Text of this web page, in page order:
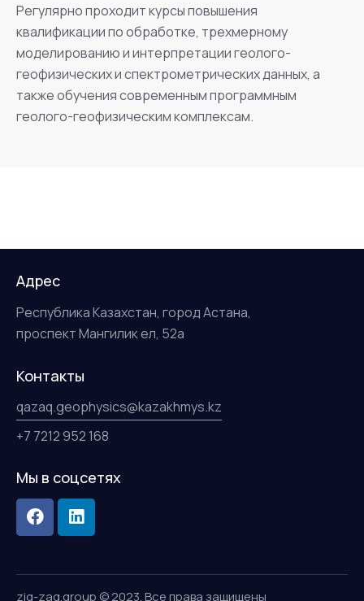
Регулярно проходит курсы повышения
квалификации по обработке, трехмерному
моделированию и интерпретации геолого-
геофизических и спектрометрических данных, а
также обучения современным программным
геолого-геофизическим комплексам.
Адрес
Республика Казахстан, город Астана,
проспект Мангилик ел, 52а
Контакты
qazaq.geophysics@kazakhmys.kz
+7 7212 952 168
Мы в соцсетях
zig-zag.group © 2023. Все права защищены